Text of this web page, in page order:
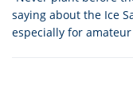
saying about the Ice
especially for